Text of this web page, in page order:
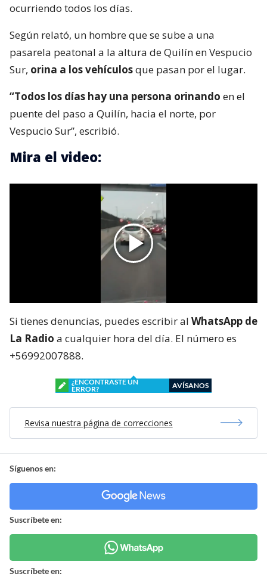
ocurriendo todos los días.
Según relató, un hombre que se sube a una
pasarela peatonal a la altura de Quilín en Vespucio
Sur, orina a los vehículosque pasan por el lugar.
“Todos los días hay una persona orinando en el
puente del paso a Quilín, hacia el norte, por
Vespucio Sur”, escribió.
Mira el video:
Si tienes denuncias, puedes escribir al WhatsApp de
La Radio a cualquier hora del día. El número es
+56992007888.
¿ENCONTRASTE UN
ERROR?
AVÍSANOS
Revisa nuestra página de correcciones
Síguenos en:
Suscríbete en:
Suscríbete en: